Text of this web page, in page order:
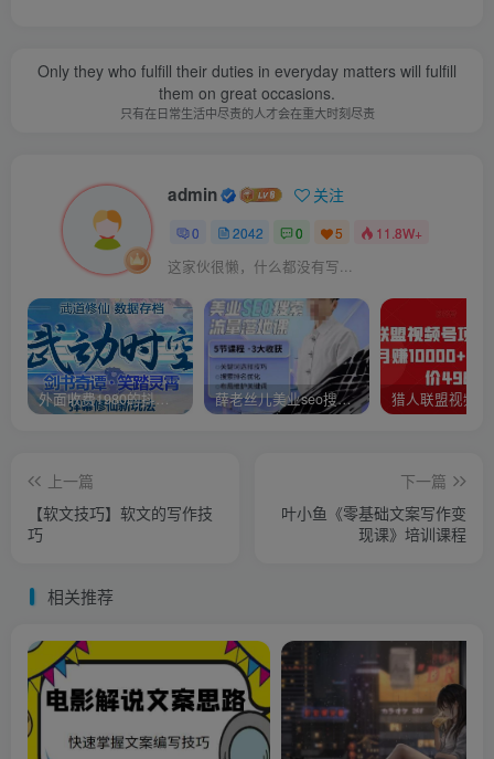
Only they who fulfill their duties in everyday matters will fulfill
them on great occasions.
只有在日常生活中尽责的人才会在重大时刻尽责
admin 关注
0 2042 0 5 11.8W+
这家伙很懒，什么都没有写...
外面收费1980的抖音武动时空直播项目，无需真人出镜，实时互动直播【软件+详细教程】 薛老丝儿美业seo搜索流量落地课，一周暴涨20w粉丝，全干货讲解
上一篇
【软文技巧】软文的写作技
巧
下一篇
叶小鱼《零基础文案写作变
现课》培训课程
相关推荐